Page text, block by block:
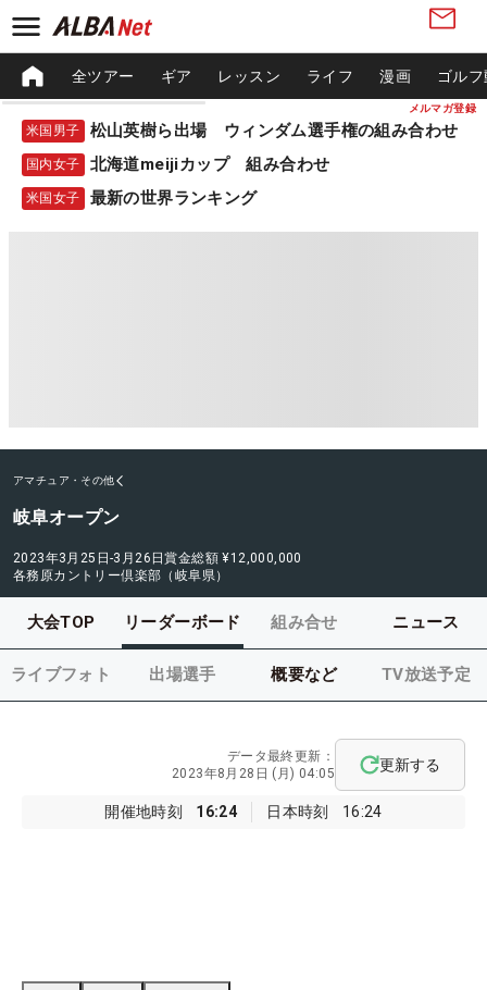
メルマガ登録
全ツアー ギア レッスン ライフ 漫画 ゴル
米国男子 松山英樹ら出場 ウィンダム選手権の組み合わせ
国内女子 北海道meijiカップ 組み合わせ
米国女子 最新の世界ランキング
アマチュア・その他
岐阜オープン
2023年3月25日-3月26日賞金総額 ¥12,000,000
各務原カントリー倶楽部（岐阜県）
大会TOP リーダーボード 組み合せ ニュース
ライブフォト 出場選手 概要など TV放送予定
開催地時刻 16:24 日本時刻 16:24
データ最終更新：
2023年8月28日 (月) 04:05
更新する